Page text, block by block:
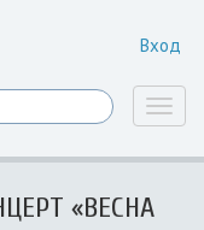
Вход
«ВЕСНА